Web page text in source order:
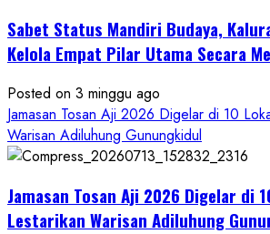
Nasional,
Ruwatan
Petilasan
Sendangwangi
Mohon
Restu
Hayuning
Bawono
Sabet Status Mandiri Budaya,
Kelola Empat Pilar Utama Secara
Posted on 3 minggu ago
Jamasan Tosan Aji 2026 Digelar di 10
Warisan Adiluhung Gunungkidul
Jamasan Tosan Aji 2026 Digelar di
Lestarikan Warisan Adiluhung